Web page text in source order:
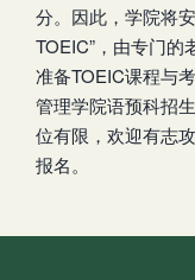
分。因此，学院将
TOEIC”，由专门的
准备TOEIC课程与
管理学院语预科招
位有限，欢迎有志
报名。